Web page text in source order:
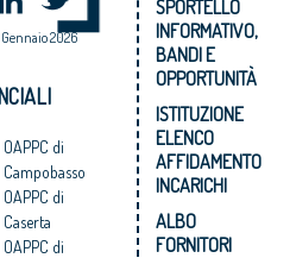
2026
OAPPC di
Campobasso
OAPPC di
Caserta
OAPPC di
SPORTELLO
INFORMATIVO,
BANDI E
OPPORTUNITÀ
ISTITUZIONE
ELENCO
AFFIDAMENTO
INCARICHI
ALBO
FORNITORI